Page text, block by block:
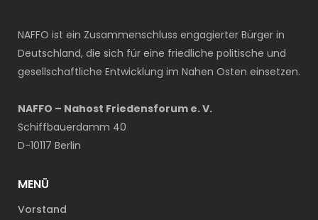
NAFFO ist ein Zusammenschluss engagierter Bürger in
Deutschland, die sich für eine friedliche politische und
gesellschaftliche Entwicklung im Nahen Osten einsetzen.
NAFFO – Nahost Friedensforum e. V.
Schiffbauerdamm 40
D-10117 Berlin
MENÜ
Vorstand